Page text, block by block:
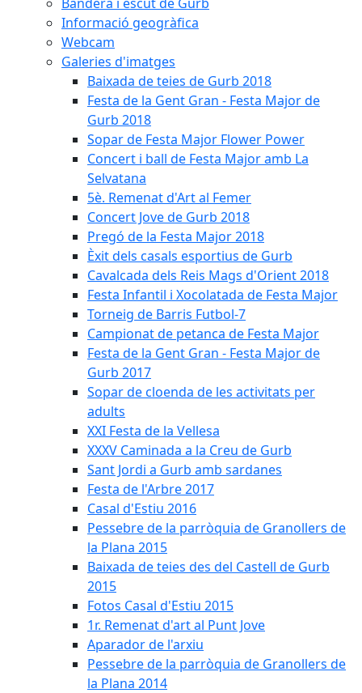
Informació geogràfica
Webcam
Galeries d'imatges
Baixada de teies de Gurb 2018
Festa de la Gent Gran - Festa Major de
Gurb 2018
Sopar de Festa Major Flower Power
Concert i ball de Festa Major amb La
Selvatana
5è. Remenat d'Art al Femer
Concert Jove de Gurb 2018
Pregó de la Festa Major 2018
Èxit dels casals esportius de Gurb
Cavalcada dels Reis Mags d'Orient 2018
Festa Infantil i Xocolatada de Festa Major
Torneig de Barris Futbol-7
Campionat de petanca de Festa Major
Festa de la Gent Gran - Festa Major de
Gurb 2017
Sopar de cloenda de les activitats per
adults
XXI Festa de la Vellesa
XXXV Caminada a la Creu de Gurb
Sant Jordi a Gurb amb sardanes
Festa de l'Arbre 2017
Casal d'Estiu 2016
Pessebre de la parròquia de Granollers de
la Plana 2015
Baixada de teies des del Castell de Gurb
2015
Fotos Casal d'Estiu 2015
1r. Remenat d'art al Punt Jove
Aparador de l'arxiu
Pessebre de la parròquia de Granollers de
la Plana 2014